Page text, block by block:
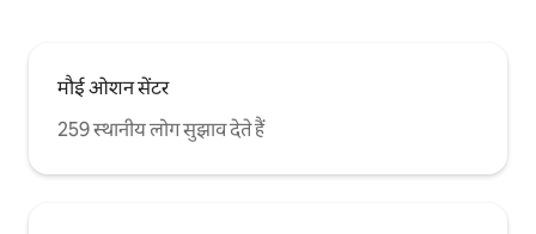
मौई ओशन सेंटर
259 स्थानीय लोग सुझाव देते हैं